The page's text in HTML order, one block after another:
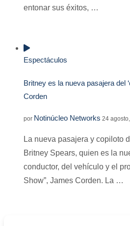
entonar sus éxitos, …
Espectáculos
Britney es la nueva pasajera del
Corden
por Notinúcleo Networks 24
La nueva pasajera y copiloto
Britney Spears, quien es la
conductor, del vehículo y el
Show”, James Corden. La …